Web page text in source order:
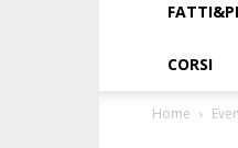
CORSI
Home